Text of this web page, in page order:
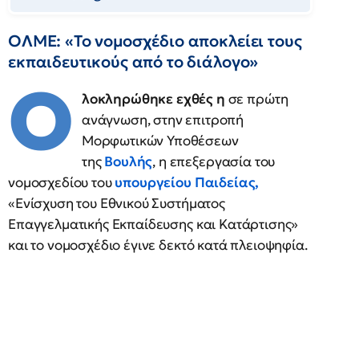
ΟΛΜΕ: «Το νομοσχέδιο αποκλείει τους
εκπαιδευτικούς από το διάλογο»
Ο λοκληρώθηκε εχθές η σε πρώτη
ανάγνωση, στην επιτροπή
Μορφωτικών Υποθέσεων
τηςΒουλής, η επεξεργασία του
νομοσχεδίου τουυπουργείου Παιδείας,
«Ενίσχυση του Εθνικού Συστήματος
Επαγγελματικής Εκπαίδευσης και Κατάρτισης»
και το νομοσχέδιο έγινε δεκτό κατά πλειοψηφία.